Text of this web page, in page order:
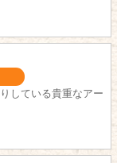
している貴重なアー